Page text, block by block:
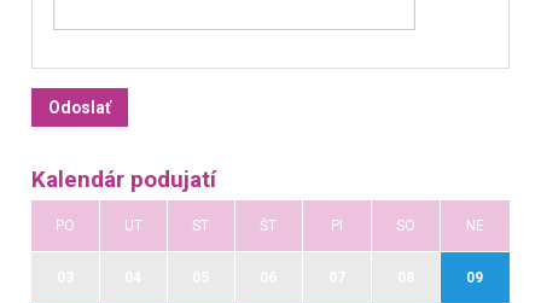
Kalendár podujatí
PO UT ST ŠT PI SO NE
09